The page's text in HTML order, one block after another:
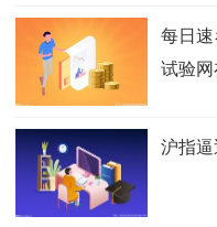
每日
试验
沪指